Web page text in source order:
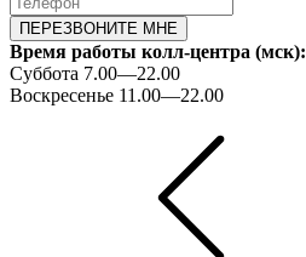
ПЕРЕЗВОНИТЕ МНЕ
Время работы колл-центра (мск):
Суббота 7.00—22.00
Воскресенье 11.00—22.00